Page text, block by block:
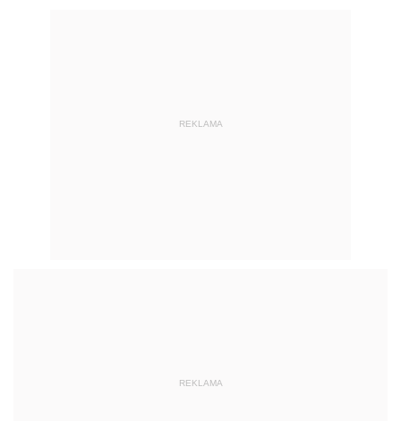
REKLAMA
REKLAMA